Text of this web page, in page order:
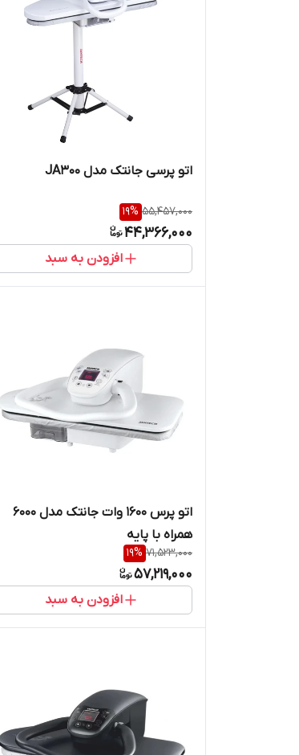
اتو پرسی جانتک مدل JA300
55,457,000
19%
44,366,000
افزودن به سبد
اتو پرس 1600 وات جانتک مدل 6000
همراه با پایه
71,523,000
19%
57,219,000
افزودن به سبد